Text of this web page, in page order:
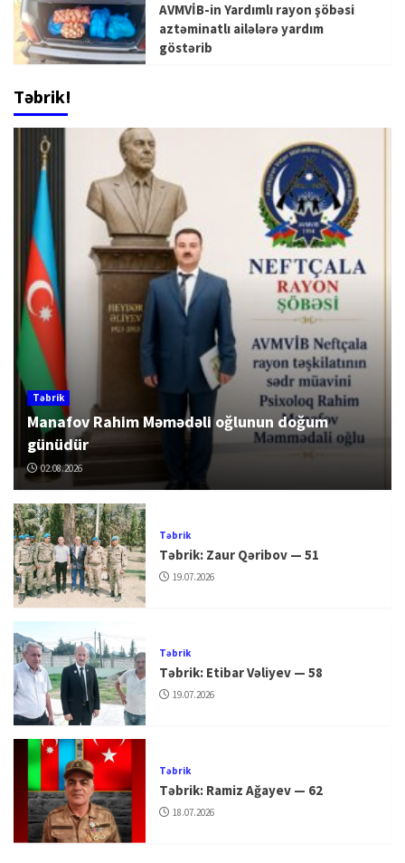
AVMVİB-in Yardımlı rayon şöbəsi
aztəminatlı ailələrə yardım
göstərib
Təbrik!
Təbrik
Manafov Rahim Məmədəli oğlunun doğum
günüdür
02.08.2026
Təbrik
Təbrik: Zaur Qəribov — 51
19.07.2026
Təbrik
Təbrik: Etibar Vəliyev — 58
19.07.2026
Təbrik
Təbrik: Ramiz Ağayev — 62
18.07.2026